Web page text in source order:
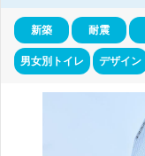
新築 耐震
男女別トイレ デザイン